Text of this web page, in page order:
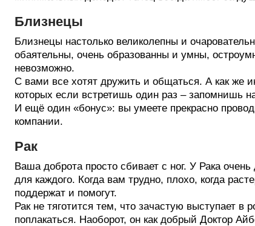
Близнецы
Близнецы настолько великолепны и
обаятельны, очень образованны и умны,
невозможно.
С вами все хотят дружить и общаться. А как же
которых если встретишь один раз – запомнишь
И ещё один «бонус»: вы умеете прекрасно
компании.
Рак
Ваша доброта просто сбивает с ног. У Рака
для каждого. Когда вам трудно, плохо, когда
поддержат и помогут.
Рак не тяготится тем, что зачастую выступает в
поплакаться. Наоборот, он как добрый Доктор